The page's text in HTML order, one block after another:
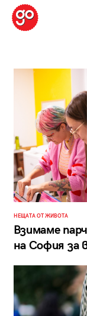
НЕЩАТА ОТ ЖИВОТА
Взимаме
на София за